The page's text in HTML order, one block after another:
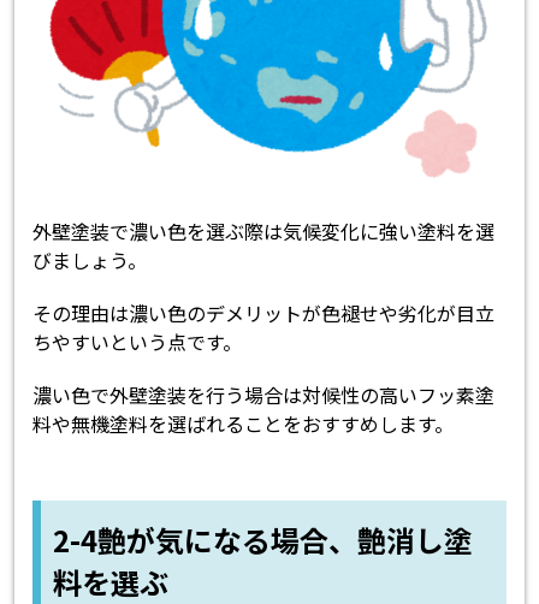
外壁塗装で濃い色を選ぶ際は気候変化に強い塗料を選
びましょう。
その理由は濃い色のデメリットが色褪せや劣化が目立
ちやすいという点です。
濃い色で外壁塗装を行う場合は対候性の高いフッ素塗
料や無機塗料を選ばれることをおすすめします。
2-4艶が気になる場合、艶消し塗
料を選ぶ